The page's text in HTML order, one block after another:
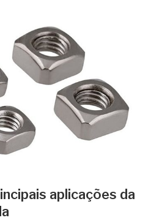
aplicações da